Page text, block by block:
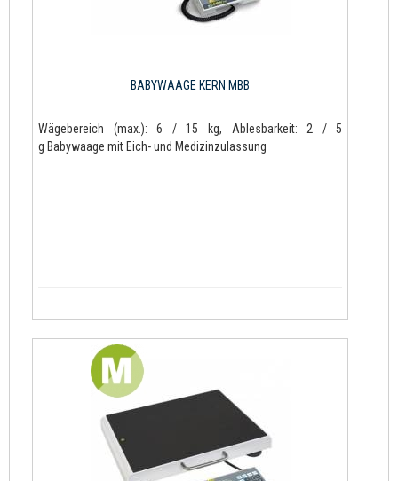
BABYWAAGE KERN MBB
Wägebereich (max.): 6 / 15 kg, Ablesbarkeit: 2 / 5
g Babywaage mit Eich- und Medizinzulassung